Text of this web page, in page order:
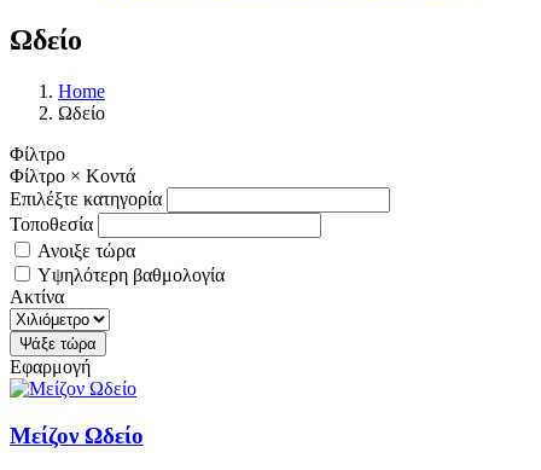
Ωδείο
Home
Ωδείο
Φίλτρο
Φίλτρο × Κοντά
Επιλέξτε κατηγορία
Τοποθεσία
Ανοιξε τώρα
Υψηλότερη βαθμολογία
Ακτίνα
Εφαρμογή
Μείζον Ωδείο